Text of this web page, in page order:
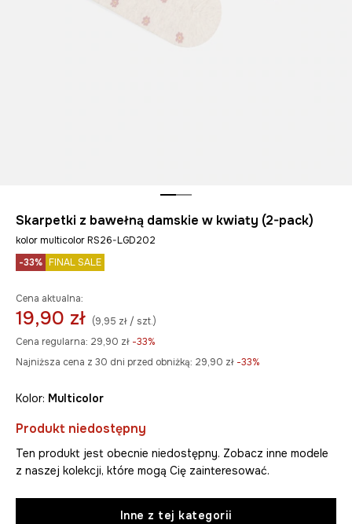
Skarpetki z bawełną damskie w kwiaty (2-pack)
kolor multicolor RS26-LGD202
-33% FINAL SALE
Cena aktualna:
19,90 zł (9,95 zł / szt.)
Cena regularna: 29,90 zł -33%
Najniższa cena z 30 dni przed obniżką: 29,90 zł -33%
Kolor: multicolor
Produkt niedostępny
Ten produkt jest obecnie niedostępny. Zobacz inne modele
z naszej kolekcji, które mogą Cię zainteresować.
Inne z tej kategorii